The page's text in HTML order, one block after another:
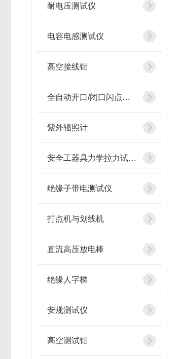
耐电压测试仪
电容电感测试仪
高空接线钳
全自动开口/闭口闪点测定仪
紫外辐照计
安全工器具力学拉力试验机
绝缘子带电测试仪
打点机与划线机
直流高压放电棒
绝缘人字梯
安规测试仪
高空测试钳